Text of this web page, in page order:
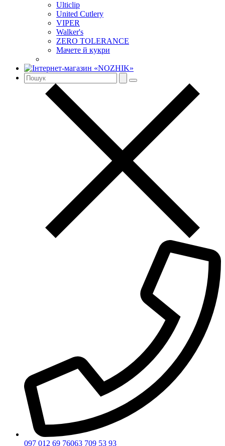
Ulticlip
United Cutlery
VIPER
Walker's
ZERO TOLERANCE
Мачете й кукри
097 012 69 76063 709 53 93